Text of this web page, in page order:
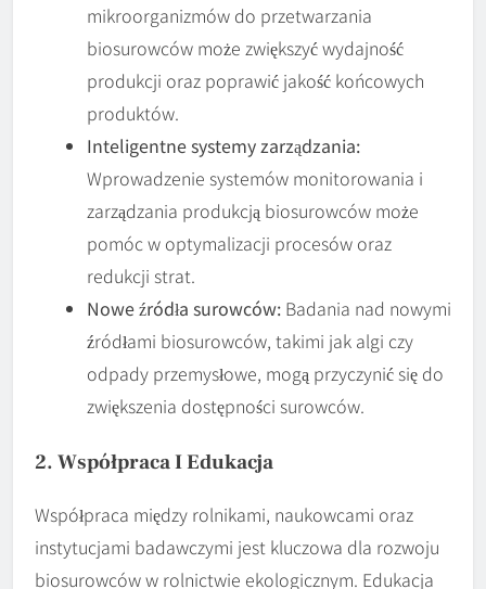
mikroorganizmów do przetwarzania
biosurowców może zwiększyć wydajność
produkcji oraz poprawić jakość końcowych
produktów.
Inteligentne systemy zarządzania:
Wprowadzenie systemów monitorowania i
zarządzania produkcją biosurowców może
pomóc w optymalizacji procesów oraz
redukcji strat.
Nowe źródła surowców: Badania nad nowymi
źródłami biosurowców, takimi jak algi czy
odpady przemysłowe, mogą przyczynić się do
zwiększenia dostępności surowców.
2. Współpraca I Edukacja
Współpraca między rolnikami, naukowcami oraz
instytucjami badawczymi jest kluczowa dla rozwoju
biosurowców w rolnictwie ekologicznym. Edukacja